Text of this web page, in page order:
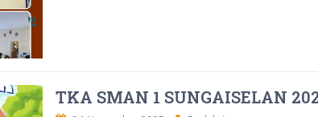
TKA SMAN 1 SUNGAISELAN